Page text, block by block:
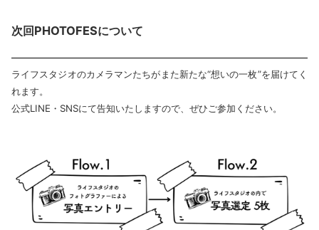
次回PHOTOFESについて
ライフスタジオのカメラマンたちがまた新たな“想いの一枚”を届けてく
れます。
公式LINE・SNSにて告知いたしますので、ぜひご参加ください。